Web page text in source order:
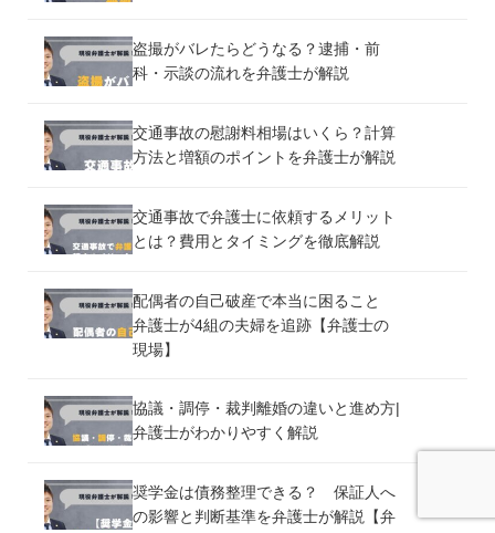
盗撮がバレたらどうなる？逮捕・前
科・示談の流れを弁護士が解説
交通事故の慰謝料相場はいくら？計算
方法と増額のポイントを弁護士が解説
交通事故で弁護士に依頼するメリット
とは？費用とタイミングを徹底解説
配偶者の自己破産で本当に困ること
弁護士が4組の夫婦を追跡【弁護士の
現場】
協議・調停・裁判離婚の違いと進め方|
弁護士がわかりやすく解説
奨学金は債務整理できる？ 保証人へ
の影響と判断基準を弁護士が解説【弁